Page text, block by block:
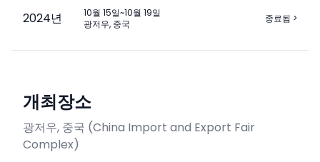
2024년
10월 15일~10월 19일
광저우, 중국
종료됨 >
개최장소
광저우, 중국 (China Import and Export Fair
Complex)